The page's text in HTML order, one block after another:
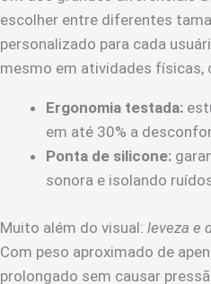
escolher entre diferentes
personalizado para cada
mesmo em atividades físicas,
Ergonomia testada:
em até 30% a
Ponta de silicone:
sonora e isolando
Muito além do visual: leveza e
Com peso aproximado de
prolongado sem causar